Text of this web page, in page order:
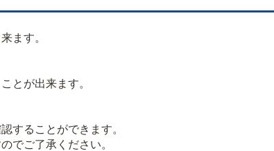
ます。
とが出来ます。
することができます。
でご了承ください。